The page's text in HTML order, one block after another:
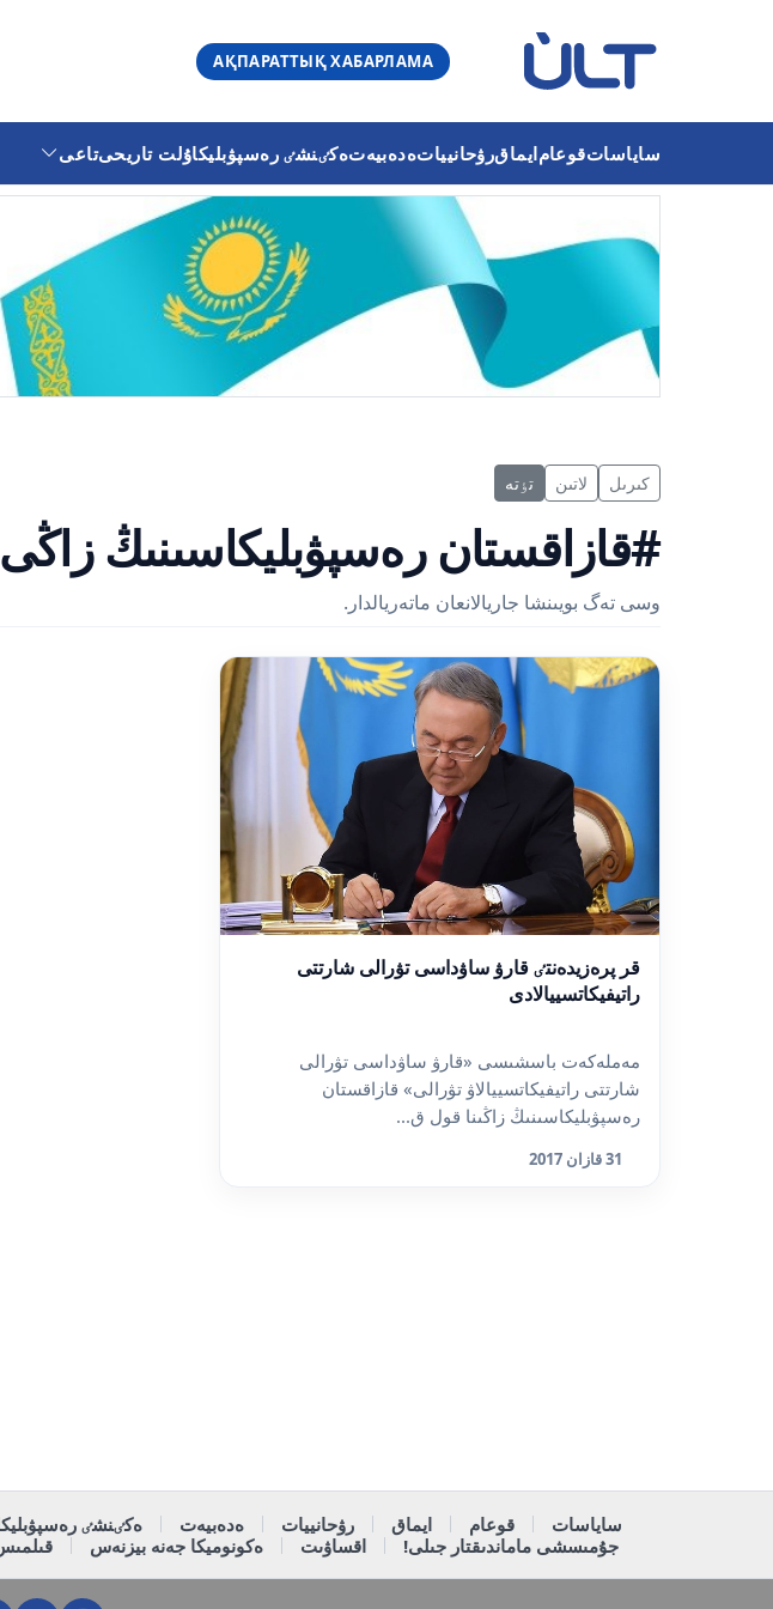
АҚПАРАТТЫҚ ХАБАРЛАМА
ساياساتقوعامايماقرۋحانيياتەدەبيەتەكٸنشٸ رەسپۋبليكاۇلت تاريحىتاعى
كىرىل لاتىن تٶتە
#قازاقستان رەسپۋبليكاسىنىڭ زاڭى
وسى تەگ بويىنشا جاريالانعان ماتەريالدار.
قر پرەزيدەنتٸ قارۋ ساۋداسى تۋرالى شارتتى
راتيفيكاتسييالادى
مەملەكەت باسشىسى «قارۋ ساۋداسى تۋرالى
شارتتى راتيفيكاتسييالاۋ تۋرالى» قازاقستان
رەسپۋبليكاسىنىڭ زاڭىنا قول ق...
31 قازان 2017
ساياسات قوعام ايماق رۋحانييات ەدەبيەت ەكٸنشٸ
جۇمىسشى ماماندىقتار جىلى!
اقساۋىت ەكونوميكا جەنە بيزنەس